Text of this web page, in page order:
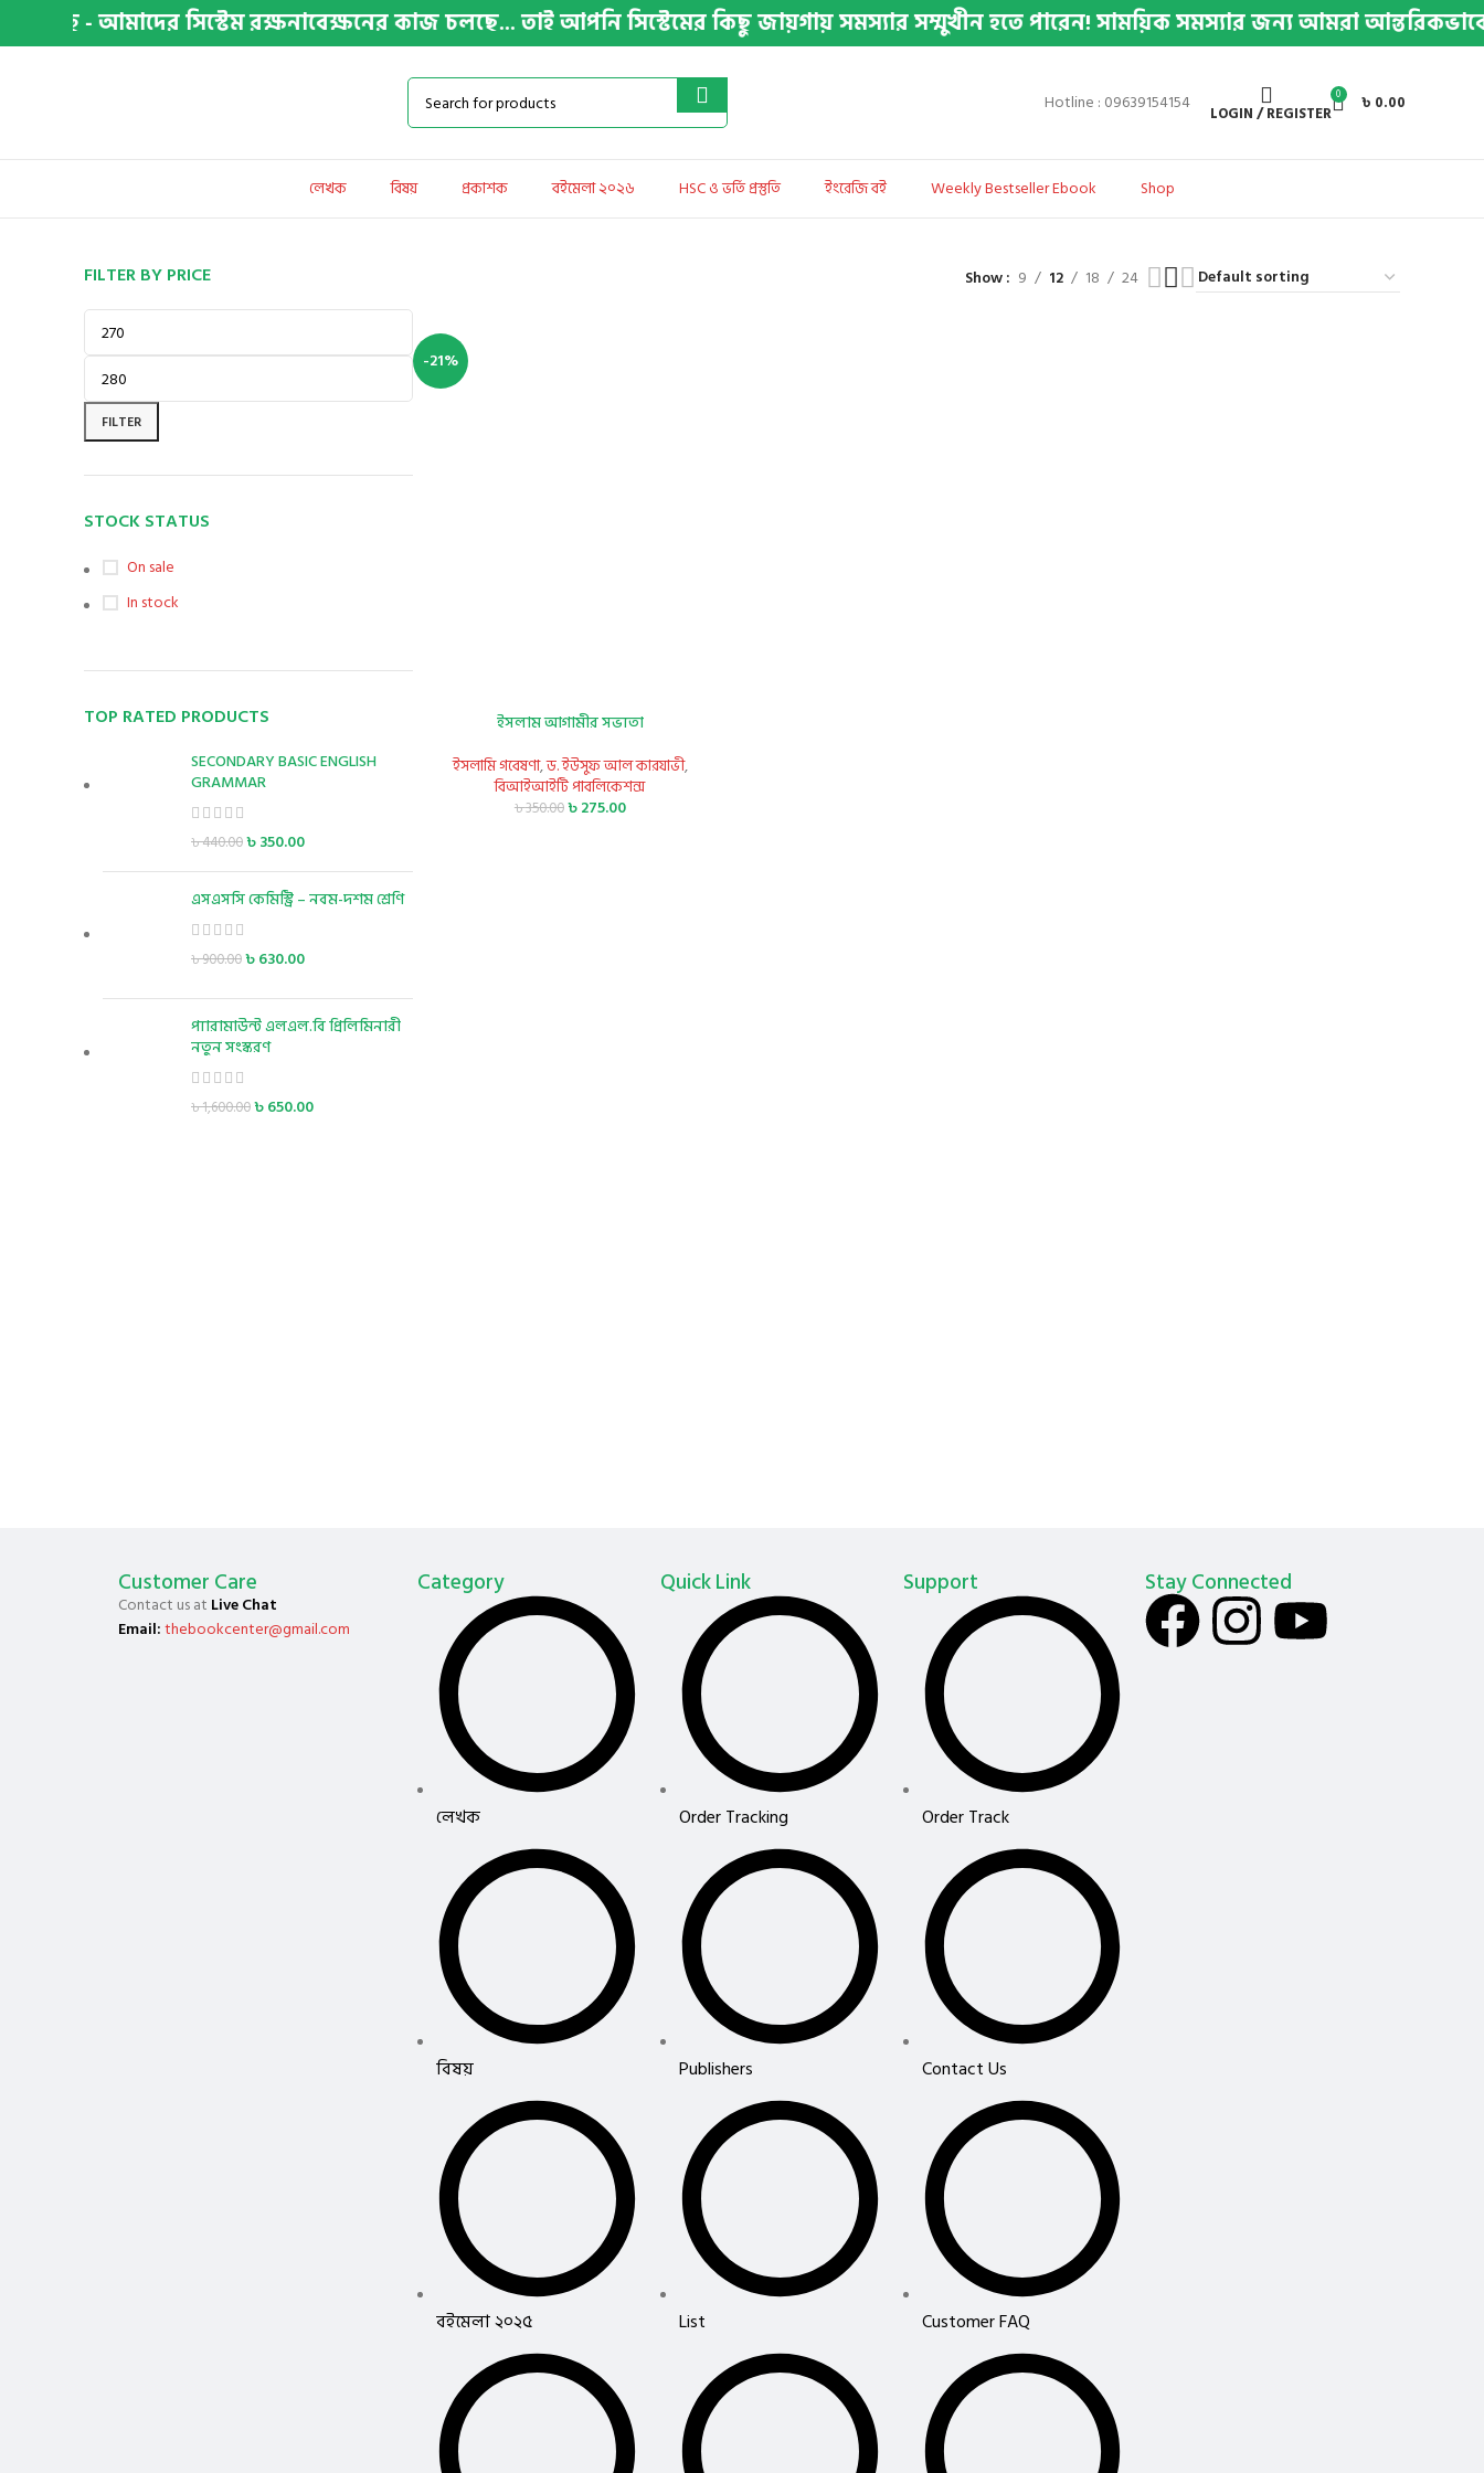
সিস্টেম রক্ষনাবেক্ষনের কাজ চলছে... তাই আপনি সিস্টেমের কিছু জায়গায় সমস্যার সম্মুখীন হতে পারেন! সাময়িক সমস্যার জন্য আমরা আন্তরিকভাবে
Hotline : 09639154154 LOGIN / REGISTER
0 ৳ 0.00
লেখক বিষয় প্রকাশক বইমেলা ২০২৬ HSC ও ভর্তি প্রস্তুতি ইংরেজি বই Weekly Bestseller Ebook Shop
FILTER BY PRICE
FILTER
STOCK STATUS
On sale
In stock
TOP RATED PRODUCTS
SECONDARY BASIC ENGLISH
GRAMMAR
৳440.00৳350.00
এসএসসি কেমিস্ট্রি – নবম-দশম শ্রেণি
৳900.00৳630.00
প্যারামাউন্ট এলএল.বি প্রিলিমিনারী
নতুন সংস্করণ
৳1,600.00৳650.00
Show 9 12 18 24
-21%
ইসলাম আগামীর সভ্যতা
ইসলামি গবেষণা,ড. ইউসুফ আল কারযাভী,
বিআইআইটি পাবলিকেশন্স
৳350.00৳275.00
Customer Care
Contact us at Live Chat
Email:thebookcenter@gmail.com
Category
লেখক
বিষয়
বইমেলা ২০২৫
Quick Link
Order Tracking
Publishers
List
Support
Order Track
Contact Us
Customer FAQ
Stay Connected